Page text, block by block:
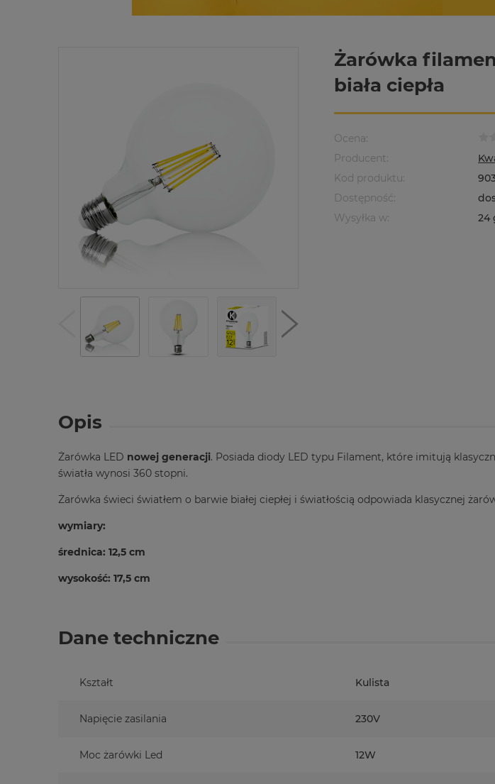
Żarówka
biała ciepła
Ocena:
Producent:
Kod produktu:
Dostępność:
Wysyłka w:
24
Opis
Żarówka LED nowej generacji. Posiada diody LED typu Filament, które imitują
światła wynosi 360 stopni.
Żarówka świeci światłem o barwie białej ciepłej i światłością odpowiada klasycznej
wymiary:
średnica: 12,5 cm
wysokość: 17,5 cm
Dane techniczne
Kształt Kulista
Napięcie zasilania 230V
Moc żarówki Led 12W